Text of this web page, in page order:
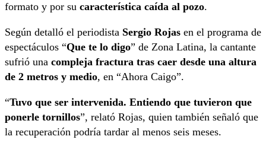
formato y por su característica caída al pozo.
Según detalló el periodista Sergio Rojas en el programa de
espectáculos “Que te lo digo” de Zona Latina, la cantante
sufrió una compleja fractura tras caer desde una altura
de 2 metros y medio, en “Ahora Caigo”.
“Tuvo que ser intervenida. Entiendo que tuvieron que
ponerle tornillos”, relató Rojas, quien también señaló que
la recuperación podría tardar al menos seis meses.